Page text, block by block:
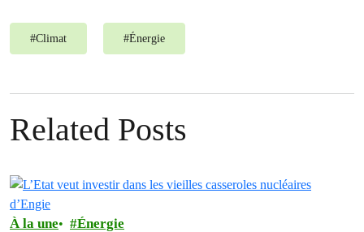
#Climat #Énergie
Related Posts
À la une Énergie